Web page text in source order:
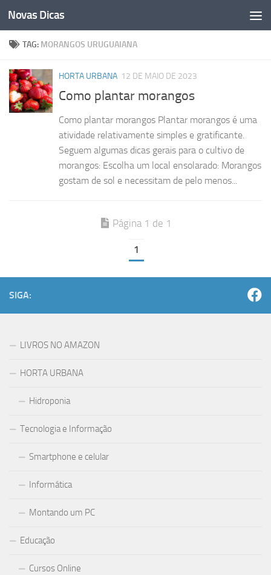
Skip to content
Novas Dicas
TAG: MORANGOS URUGUAIANA
HORTA URBANA 12 DE MAIO DE 2023
Como plantar morangos
Como plantar morangos Plantar morangos é uma
atividade relativamente simples e gratificante.
Seguem algumas dicas gerais para o cultivo de
morangos: Escolha um local ensolarado: Morangos
gostam de sol e necessitam de pelo menos...
Página 1 de 1
1
SIGA:
LIVROS NO AMAZON
HORTA URBANA
Hidroponia
Tecnologia e Informação
Smartphone e celular
Informática
Montando um PC
Educação
Cursos Online